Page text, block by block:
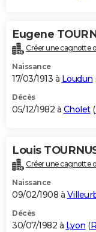
Eugene
Créer une cagnotte
Naissance
17/03/1913 à Loudun
Décès
05/12/1982 à Cholet(
Louis
Créer une cagnotte
Naissance
09/02/1908 à
Décès
30/07/1982 à Lyon (